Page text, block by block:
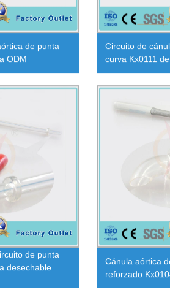
de punta
ODM
Circuito de
curva Kx0111
de punta
desechable
Cánula aórtica
reforzado